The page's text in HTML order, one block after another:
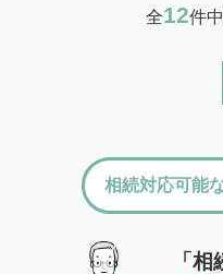
全12件中
「
相続対応可能